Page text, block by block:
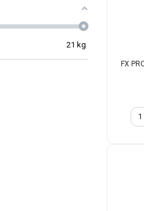
21 kg
FX